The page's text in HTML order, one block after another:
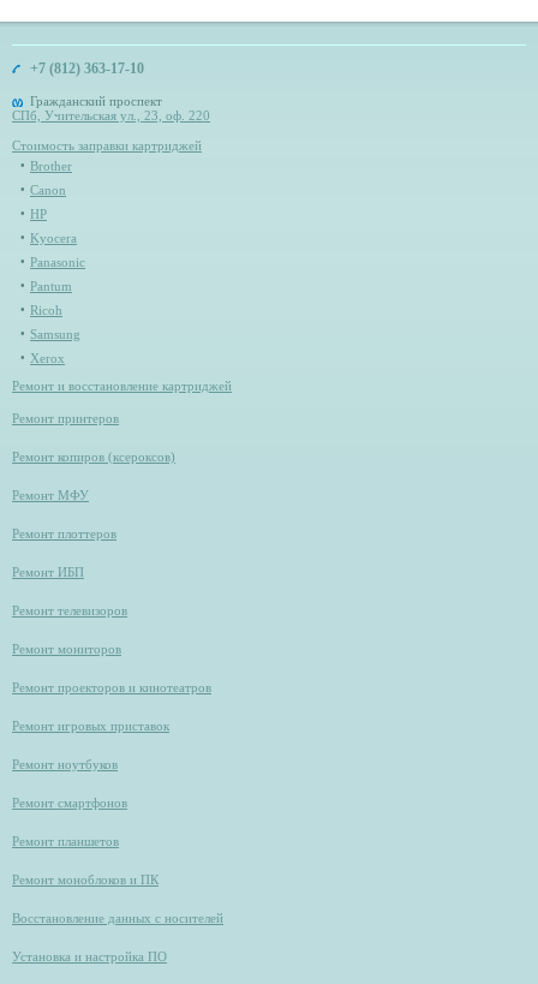
+7 (812) 363-17-10
Гражданский проспект
СПб, Учительская ул., 23, оф. 220
Стоимость заправки картриджей
Brother
Canon
HP
Kyocera
Panasonic
Pantum
Ricoh
Samsung
Xerox
Ремонт и восстановление картриджей
Ремонт принтеров
Ремонт копиров (ксероксов)
Ремонт МФУ
Ремонт плоттеров
Ремонт ИБП
Ремонт телевизоров
Ремонт мониторов
Ремонт проекторов и кинотеатров
Ремонт игровых приставок
Ремонт ноутбуков
Ремонт смартфонов
Ремонт планшетов
Ремонт моноблоков и ПК
Восстановление данных с носителей
Установка и настройка ПО